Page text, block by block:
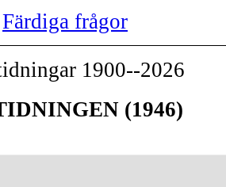
Färdiga frågor
1900--2026
(1946)